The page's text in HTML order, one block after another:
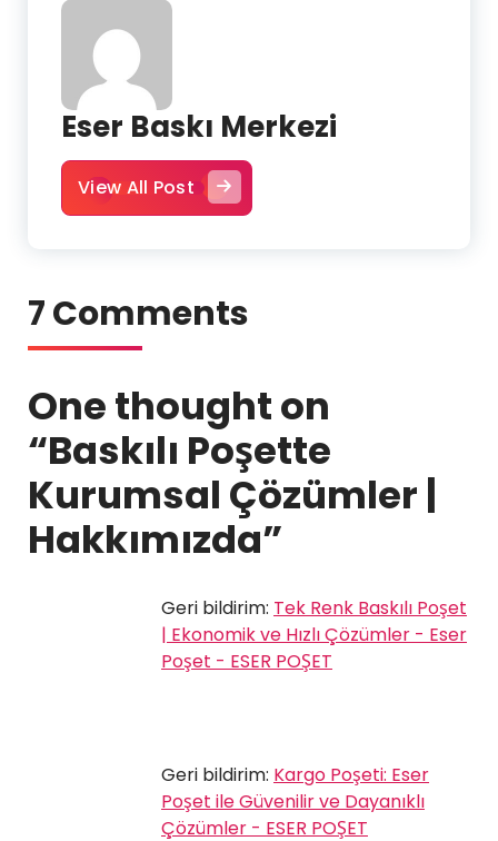
Eser Baskı Merkezi
View All Post
7 Comments
One thought on
“Baskılı Poşette
Kurumsal Çözümler |
Hakkımızda”
Geri bildirim: Tek Renk Baskılı Poşet
| Ekonomik ve Hızlı Çözümler - Eser
Poşet - ESER POŞET
Geri bildirim: Kargo Poşeti: Eser
Poşet ile Güvenilir ve Dayanıklı
Çözümler - ESER POŞET